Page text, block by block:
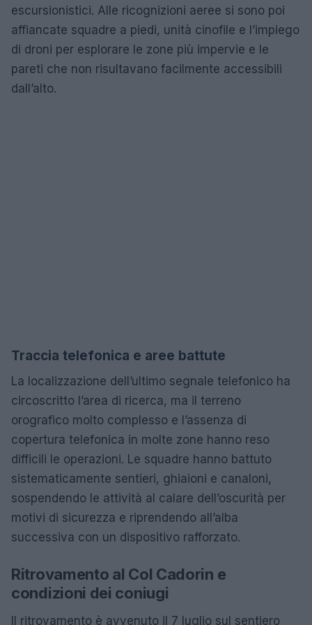
escursionistici. Alle ricognizioni aeree si sono poi
affiancate squadre a piedi, unità cinofile e l’impiego
di droni per esplorare le zone più impervie e le
pareti che non risultavano facilmente accessibili
dall’alto.
Traccia telefonica e aree battute
La localizzazione dell’ultimo segnale telefonico ha
circoscritto l’area di ricerca, ma il terreno
orografico molto complesso e l’assenza di
copertura telefonica in molte zone hanno reso
difficili le operazioni. Le squadre hanno battuto
sistematicamente sentieri, ghiaioni e canaloni,
sospendendo le attività al calare dell’oscurità per
motivi di sicurezza e riprendendo all’alba
successiva con un dispositivo rafforzato.
Ritrovamento al Col Cadorin e
condizioni dei coniugi
Il ritrovamento è avvenuto il 7 luglio sul sentiero